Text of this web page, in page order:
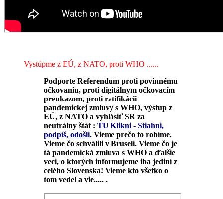
Vystúpme z EÚ, z NATO, proti WHO ......
Podporte Referendum proti povinnému
očkovaniu, proti digitálnym očkovacím
preukazom, proti ratifikácii
pandemickej zmluvy s WHO, výstup z
EÚ, z NATO a vyhlásiť SR za
neutrálny štát : TU Klikni - Stiahni,
podpíš, odošli. Vieme prečo to robíme.
Vieme čo schválili v Bruseli. Vieme čo je
tá pandemická zmluva s WHO a ďalšie
veci, o ktorých informujeme iba jediní z
celého Slovenska! Vieme kto všetko o
tom vedel a vie..... .